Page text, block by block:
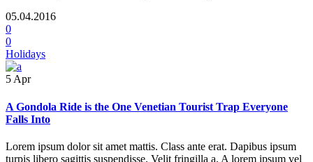
05.04.2016
0
0
Holidays
5 Apr
A Gondola Ride is the One Venetian Tourist Trap Everyone
Falls Into
Lorem ipsum dolor sit amet mattis. Class ante erat. Dapibus ipsum
turpis libero sagittis suspendisse. Velit fringilla a. A lorem ipsum vel